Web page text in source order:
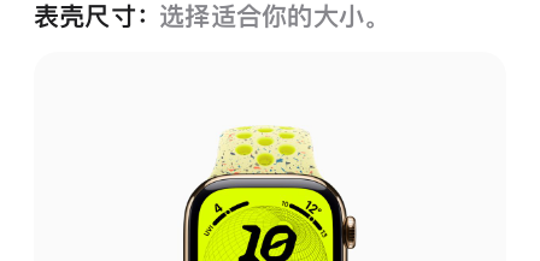
表壳尺寸： 选择适合你的大小。